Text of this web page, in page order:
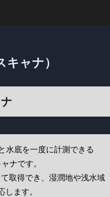
ャナ）
水底を一度に計測できる
ナです。
取得でき、湿潤地や浅水域
します。